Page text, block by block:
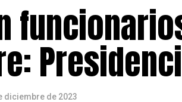
diciembre de 2023